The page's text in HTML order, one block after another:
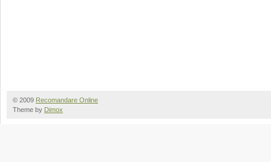
© 2009 Recomandare Online
Theme by Dimox